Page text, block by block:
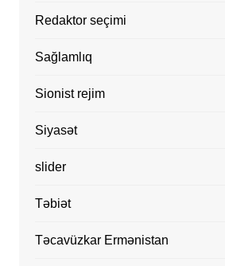
Redaktor seçimi
Sağlamlıq
Sionist rejim
Siyasət
slider
Təbiət
Təcavüzkar Ermənistan